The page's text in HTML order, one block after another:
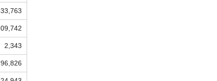
33,763
2,343
96,826